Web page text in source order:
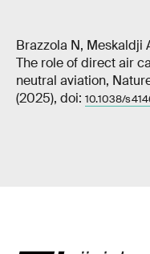
Brazzola N, Meskaldji
The role of direct air
neutral aviation,
(2025), doi: 10.1038/